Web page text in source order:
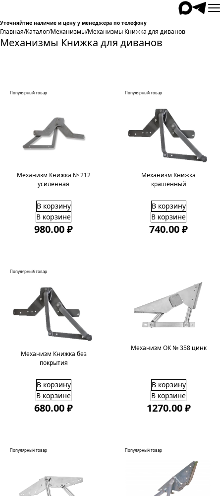
Уточняйтие наличие и цену у менеджера по телефону
Главная/Каталог/Механизмы/Механизмы Книжка для диванов
Механизмы Книжка для диванов
Популярный товар
Механизм Книжка № 212
усиленная
В корзину
В корзине
980.00 ₽
Популярный товар
Механизм Книжка
крашенный
В корзину
В корзине
740.00 ₽
Популярный товар
Механизм Книжка без
покрытия
В корзину
В корзине
680.00 ₽
Механизм ОК № 358 цинк
В корзину
В корзине
1270.00 ₽
Популярный товар Популярный товар